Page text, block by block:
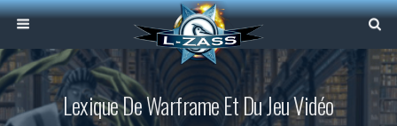
Lexique De Warframe Et Du Jeu Vidéo